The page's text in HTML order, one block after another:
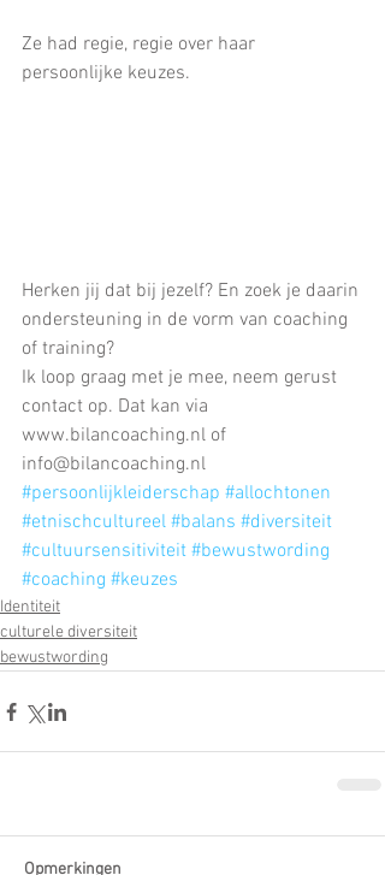
Ze had regie, regie over haar
persoonlijke keuzes.
Herken jij dat bij jezelf? En zoek je daarin
ondersteuning in de vorm van coaching
of training?
Ik loop graag met je mee, neem gerust
contact op. Dat kan via
www.bilancoaching.nl of
info@bilancoaching.nl
#persoonlijkleiderschap #allochtonen
#etnischcultureel #balans #diversiteit
#cultuursensitiviteit #bewustwording
#coaching #keuzes
Identiteit
culturele diversiteit
bewustwording
Opmerkingen